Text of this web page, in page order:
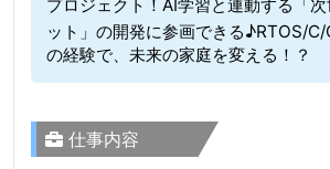
プロジェクト！AI学習と連動する「
ット」の開発に参画できる♪RTOS/
の経験で、未来の家庭を変える！？
仕事内容